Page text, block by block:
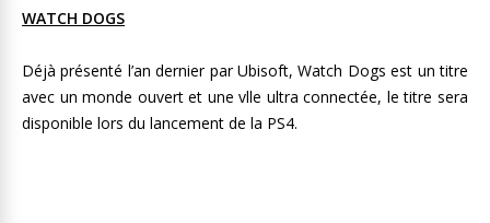
WATCH DOGS
Déjà présenté l’an dernier par Ubisoft, Watch Dogs est un titre
avec un monde ouvert et une vlle ultra connectée, le titre sera
disponible lors du lancement de la PS4.